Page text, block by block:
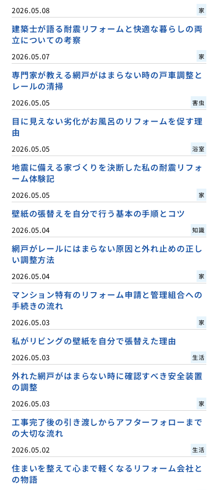
2026.05.08 家
建築士が語る耐震リフォームと快適な暮らしの両
立についての考察
2026.05.07 家
専門家が教える網戸がはまらない時の戸車調整と
レールの清掃
2026.05.05 害虫
目に見えない劣化がお風呂のリフォームを促す理
由
2026.05.05 浴室
地震に備える家づくりを決断した私の耐震リフォ
ーム体験記
2026.05.05 家
壁紙の張替えを自分で行う基本の手順とコツ
2026.05.04 知識
網戸がレールにはまらない原因と外れ止めの正し
い調整方法
2026.05.04 家
マンション特有のリフォーム申請と管理組合への
手続きの流れ
2026.05.03 家
私がリビングの壁紙を自分で張替えた理由
2026.05.03 生活
外れた網戸がはまらない時に確認すべき安全装置
の調整
2026.05.03 家
工事完了後の引き渡しからアフターフォローまで
の大切な流れ
2026.05.02 生活
住まいを整えて心まで軽くなるリフォーム会社と
の物語